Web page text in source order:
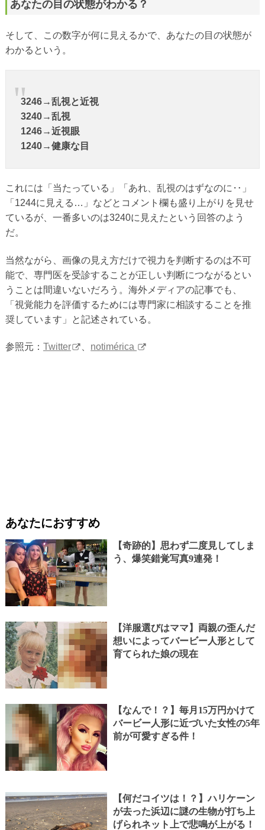
あなたの目の状態がわかる？
そして、この数字が何に見えるかで、あなたの目の状態が
わかるという。
3246→乱視と近視
3240→乱視
1246→近視眼
1240→健康な目
これには「当たっている」「あれ、乱視のはずなのに‥」
「1244に見える…」などとコメント欄も盛り上がりを見せ
ているが、一番多いのは3240に見えたという回答のよう
だ。
当然ながら、画像の見え方だけで視力を判断するのは不可
能で、専門医を受診することが正しい判断につながるとい
うことは間違いないだろう。海外メディアの記事でも、
「視覚能力を評価するためには専門家に相談することを推
奨しています」と記述されている。
参照元： Twitter notimérica
あなたにおすすめ
【奇跡的】思わず二度見してしま
う、爆笑錯覚写真9連発！
【洋服選びはママ】両親の歪んだ
想いによってバービー人形として
育てられた娘の現在
【なんで！？】毎月15万円かけて
バービー人形に近づいた女性の5年
前が可愛すぎる件！
【何だコイツは！？】ハリケーン
が去った浜辺に謎の生物が打ち上
げられネット上で悲鳴が上がる！